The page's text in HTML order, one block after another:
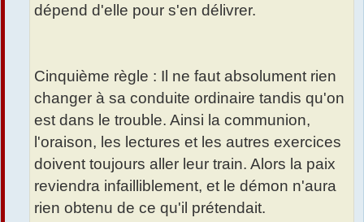
dépend d'elle pour s'en délivrer.
Cinquième règle : Il ne faut absolument rien
changer à sa conduite ordinaire tandis qu'on
est dans le trouble. Ainsi la communion,
l'oraison, les lectures et les autres exercices
doivent toujours aller leur train. Alors la paix
reviendra infailliblement, et le démon n'aura
rien obtenu de ce qu'il prétendait.